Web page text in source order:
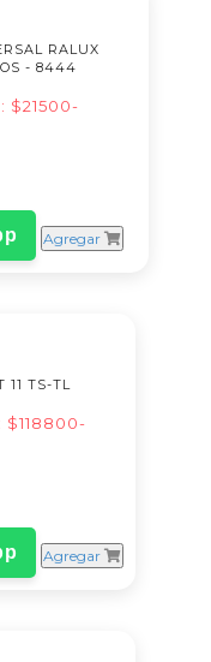
RALUX
- 8444
$21500-
Agregar
11 TS-TL
$118800-
Agregar